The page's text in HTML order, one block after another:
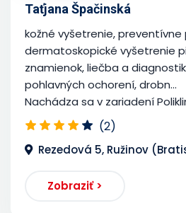
Taťjana Špačinská
kožné vyšetrenie, preventívne
dermatoskopické vyšetrenie
znamienok, liečba a
pohlavných ochorení, drobn...
Nachádza sa v zariadení
(2)
Rezedová 5, Ružinov
Zobraziť >